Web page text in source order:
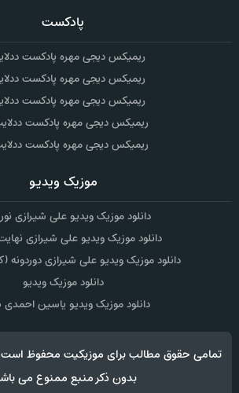
پادکست
ریمیکس دیجی مهره پادکست
ریمیکس دیجی مهره پادکست
ریمیکس دیجی مهره پادکست
ریمیکس دیجی مهره پادکست ددلایت
ریمیکس دیجی مهره پادکست ددلایت
موزیک ویدیو
دانلود موزیک ویدیو علی شیرازی
دانلود موزیک ویدیو علی شیرازی
دانلود موزیک ویدیو علی شیرازی
دانلود موزیک ویدیو
دانلود موزیک ویدیو یاسین
تمامی حقوق مطالب برای موزیکیت محفوظ است
بدون ذکر منبع ممنوع می